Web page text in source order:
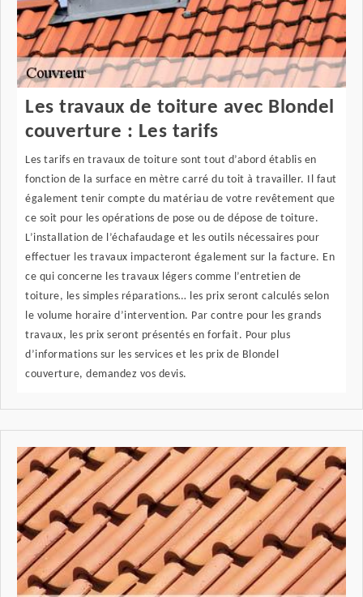
Les travaux de toiture avec Blondel
couverture : Les tarifs
Les tarifs en travaux de toiture sont tout d’abord établis en
fonction de la surface en mètre carré du toit à travailler. Il faut
également tenir compte du matériau de votre revêtement que
ce soit pour les opérations de pose ou de dépose de toiture.
L’installation de l’échafaudage et les outils nécessaires pour
effectuer les travaux impacteront également sur la facture. En
ce qui concerne les travaux légers comme l’entretien de
toiture, les simples réparations… les prix seront calculés selon
le volume horaire d’intervention. Par contre pour les grands
travaux, les prix seront présentés en forfait. Pour plus
d’informations sur les services et les prix de Blondel
couverture, demandez vos devis.